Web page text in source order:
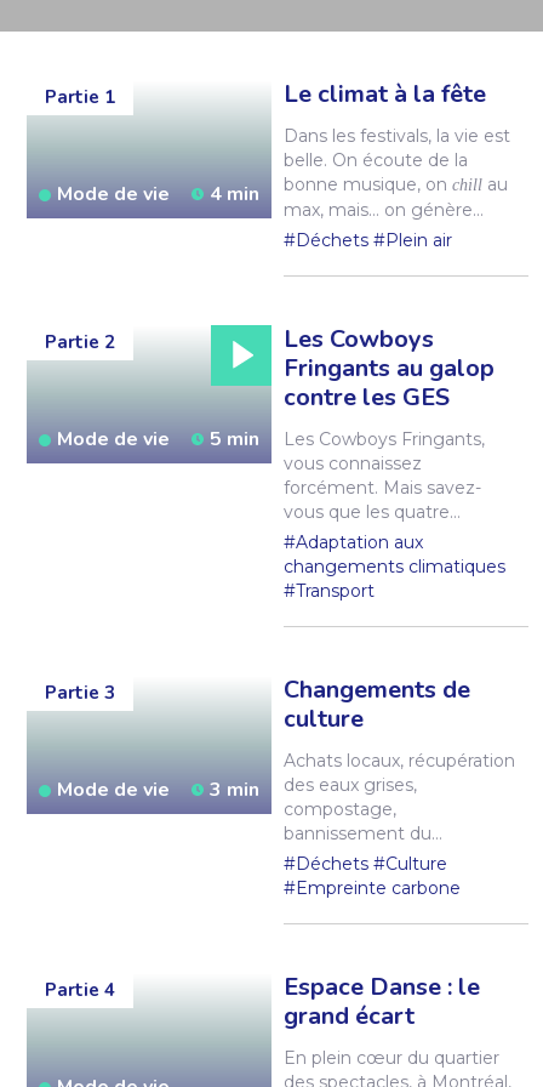
Partie 1
4 min
Mode de vie
Le climat à la fête
Dans les festivals, la vie est
belle. On écoute de la
bonne musique, on chill au
max, mais… on génère
beaucoup de gaz à effet
Québec, des organisateurs
est possible de faire la fête
sans polluer. Tour de piste.
#Déchets #Plein air
Partie 2
5 min
Mode de vie
Les Cowboys
Fringants au galop
contre les GES
Les Cowboys Fringants,
vous connaissez
forcément. Mais savez-
vous que les quatre
Québécois sont aussi très à
cheval sur la lutte contre
les émissions de GES ?
sommes allés les
expliquent ce qui les
motive à planter des arbres
pour aider la planète à
mieux respirer.
#Adaptation aux
changements climatiques
#Transport
Partie 3
3 min
Mode de vie
Changements de
culture
Achats locaux, récupération
des eaux grises,
compostage,
bannissement du
plastique : au Québec, des
salles de spectacles
effet de serre. Histoire d’un
l’ampleur.
#Déchets #Culture
#Empreinte carbone
Partie 4
Espace Danse : le
grand écart
En plein cœur du quartier
des spectacles, à Montréal,